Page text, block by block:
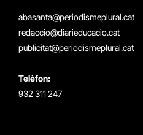
abasanta@periodismeplural.cat
redaccio@diarieducacio.cat
publicitat@periodismeplural.cat
Telèfon:
932 311 247